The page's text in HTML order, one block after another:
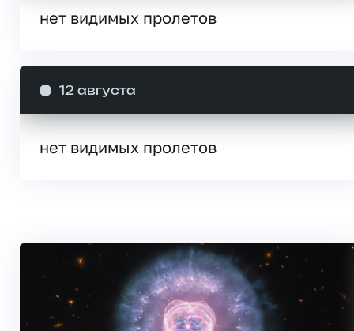
нет видимых пролетов
12 августа
нет видимых пролетов